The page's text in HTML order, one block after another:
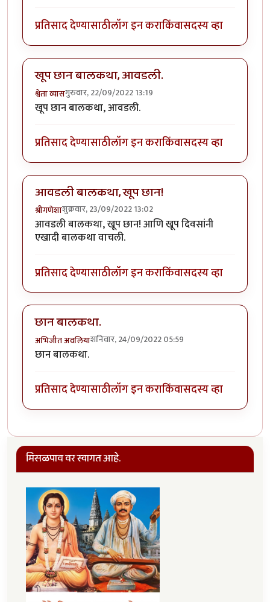
प्रतिसाद देण्यासाठीलॉग इन कराकिंवासदस्य व्हा
खूप छान बालकथा, आवडली.
श्वेता व्यासगुरुवार, 22/09/2022 13:19
खूप छान बालकथा, आवडली.
प्रतिसाद देण्यासाठीलॉग इन कराकिंवासदस्य व्हा
आवडली बालकथा, खूप छान!
श्रीगणेशाशुक्रवार, 23/09/2022 13:02
आवडली बालकथा, खूप छान! आणि खूप दिवसांनी
एखादी बालकथा वाचली.
प्रतिसाद देण्यासाठीलॉग इन कराकिंवासदस्य व्हा
छान बालकथा.
अभिजीत अवलियाशनिवार, 24/09/2022 05:59
छान बालकथा.
प्रतिसाद देण्यासाठीलॉग इन कराकिंवासदस्य व्हा
मिसळपाव वर स्वागत आहे.